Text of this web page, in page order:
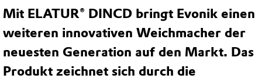
Mit ELATUR® DINCD bringt Evonik einen
weiteren innovativen Weichmacher der
neuesten Generation auf den Markt. Das
Produkt zeichnet sich durch die